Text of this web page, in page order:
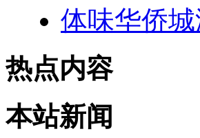
体味华侨
热点内容
本站新闻